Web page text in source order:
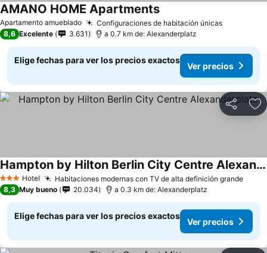
Apartamento amueblado Configuraciones de habitación únicas
AMANO HOME Apartments
8,6 Excelente 3.631 a 0.7 km de: Alexanderplatz
Elige fechas para ver los precios exactos
Ver precios
Compartir
3 Estrellas
Hotel Habitaciones modernas con TV de alta definición grande
Hampton by Hilton Berlin City Centre Alexanderplatz
8,3 Muy bueno 20.034 a 0.3 km de: Alexanderplatz
Elige fechas para ver los precios exactos
Ver precios